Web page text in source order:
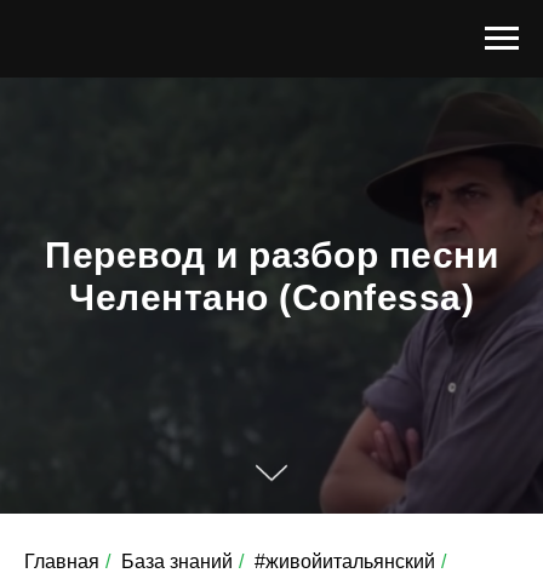
Перевод и разбор песни
Челентано (Confessa)
Главная / База знаний / #живойитальянский /